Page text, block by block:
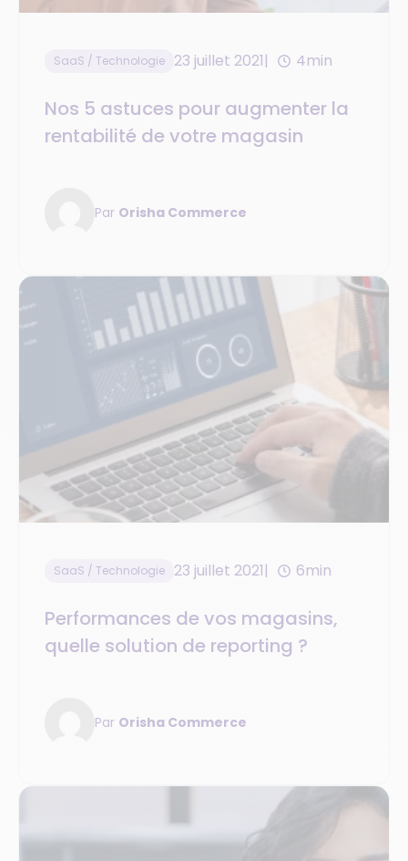
SaaS / Technologie 23 juillet 2021 4min
Nos 5 astuces pour augmenter la
rentabilité de votre magasin
Par Orisha Commerce
SaaS / Technologie 23 juillet 2021 6min
Performances de vos magasins,
quelle solution de reporting ?
Par Orisha Commerce